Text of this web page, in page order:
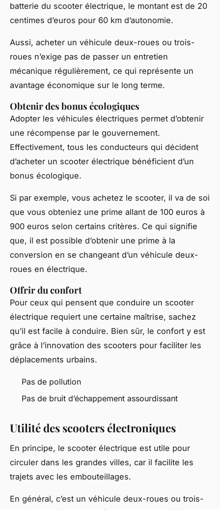
batterie du scooter électrique, le montant est de 20
centimes d’euros pour 60 km d’autonomie.
Aussi, acheter un véhicule deux-roues ou trois-
roues n’exige pas de passer un entretien
mécanique régulièrement, ce qui représente un
avantage économique sur le long terme.
Obtenir des bonus écologiques
Adopter les véhicules électriques permet d’obtenir
une récompense par le gouvernement.
Effectivement, tous les conducteurs qui décident
d’acheter un scooter électrique bénéficient d’un
bonus écologique.
Si par exemple, vous achetez le scooter, il va de soi
que vous obteniez une prime allant de 100 euros à
900 euros selon certains critères. Ce qui signifie
que, il est possible d’obtenir une prime à la
conversion en se changeant d’un véhicule deux-
roues en électrique.
Offrir du confort
Pour ceux qui pensent que conduire un scooter
électrique requiert une certaine maîtrise, sachez
qu’il est facile à conduire. Bien sûr, le confort y est
grâce à l’innovation des scooters pour faciliter les
déplacements urbains.
Pas de pollution
Pas de bruit d’échappement assourdissant
Utilité des scooters électroniques
En principe, le scooter électrique est utile pour
circuler dans les grandes villes, car il facilite les
trajets avec les embouteillages.
En général, c’est un véhicule deux-roues ou trois-